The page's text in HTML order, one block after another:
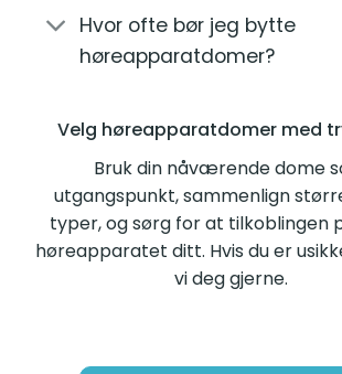
Hvor ofte bør jeg bytte
høreapparatdomer?
Velg høreapparatdomer med
Bruk din nåværende dome
utgangspunkt, sammenlign
typer, og sørg for at tilkoblingen
høreapparatet ditt. Hvis du er
vi deg gjerne.